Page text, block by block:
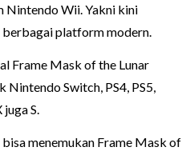
Nintendo Wii. Yakni kini
platform modern.
Frame Mask of the Lunar
Nintendo Switch, PS4, PS5,
S.
menemukan Frame Mask of